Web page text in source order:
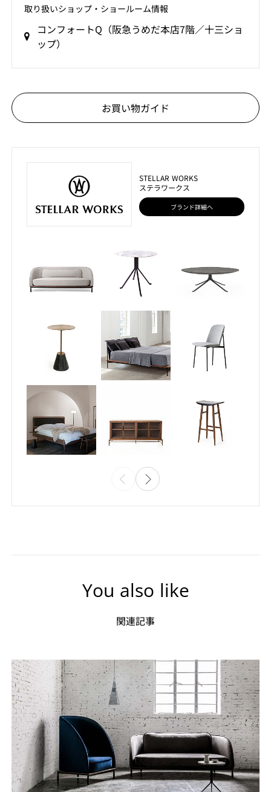
取り扱いショップ‧ショールーム情報
コンフォートQ（阪急うめだ本店7階／十三ショ
ップ）
お買い物ガイド
STELLAR WORKS
ステラワークス
ブランド詳細へ
You also like
関連記事